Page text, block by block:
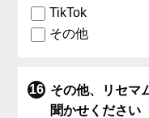
TikTok
その他
その他、リセマ
聞かせください